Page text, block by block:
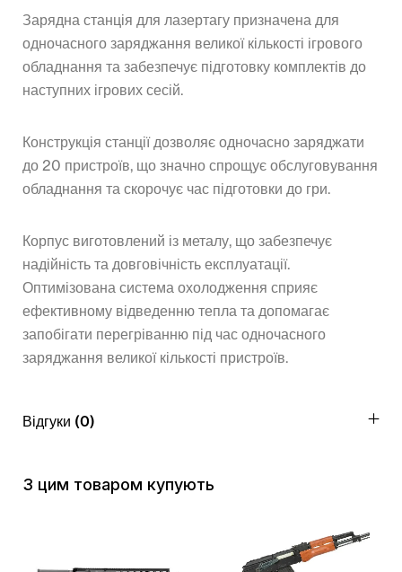
Підкатегорії відсутні.
Зарядна станція для лазертагу призначена для
одночасного заряджання великої кількості ігрового
обладнання та забезпечує підготовку комплектів до
наступних ігрових сесій.
Конструкція станції дозволяє одночасно заряджати
до 20 пристроїв, що значно спрощує обслуговування
обладнання та скорочує час підготовки до гри.
Корпус виготовлений із металу, що забезпечує
надійність та довговічність експлуатації.
Оптимізована система охолодження сприяє
ефективному відведенню тепла та допомагає
запобігати перегріванню під час одночасного
заряджання великої кількості пристроїв.
Відгуки (0)
З цим товаром купують